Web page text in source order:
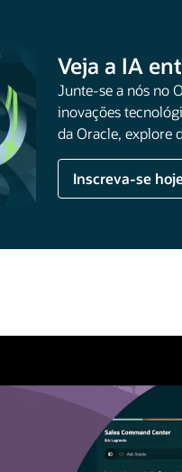
Veja a IA
Junte-se a nós no
inovações
da Oracle, explore
Inscreva-se